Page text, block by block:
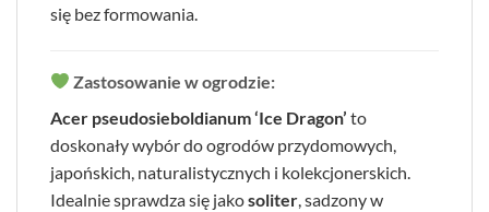
się bez formowania.
Zastosowanie w ogrodzie:
Acer pseudosieboldianum ‘Ice Dragon’ to
doskonały wybór do ogrodów przydomowych,
japońskich, naturalistycznych i kolekcjonerskich.
Idealnie sprawdza się jakosoliter , sadzony w